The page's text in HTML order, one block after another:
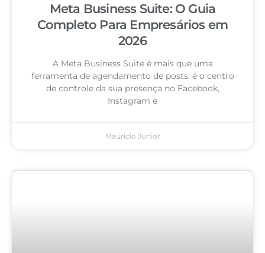
Meta Business Suite: O Guia
Completo Para Empresários em
2026
A Meta Business Suite é mais que uma
ferramenta de agendamento de posts: é o centro
de controle da sua presença no Facebook,
Instagram e
Mauricio Junior